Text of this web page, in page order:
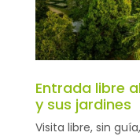
Entrada libre
y sus jardines
Visita libre, sin